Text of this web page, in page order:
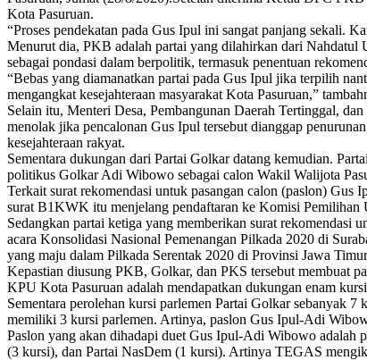
Kota Pasuruan.
“Proses pendekatan pada Gus Ipul ini sangat panjang sekali.
Menurut dia, PKB adalah partai yang dilahirkan dari Nahdatul
sebagai pondasi dalam berpolitik, termasuk penentuan
“Bebas yang diamanatkan partai pada Gus Ipul jika terpilih
mengangkat kesejahteraan masyarakat Kota Pasuruan,”
Selain itu, Menteri Desa, Pembangunan Daerah Tertinggal,
menolak jika pencalonan Gus Ipul tersebut dianggap
kesejahteraan rakyat.
Sementara dukungan dari Partai Golkar datang kemudian.
politikus Golkar Adi Wibowo sebagai calon Wakil Walijota
Terkait surat rekomendasi untuk pasangan calon (paslon)
surat B1KWK itu menjelang pendaftaran ke Komisi Pemilihan
Sedangkan partai ketiga yang memberikan surat
acara Konsolidasi Nasional Pemenangan Pilkada 2020 di
yang maju dalam Pilkada Serentak 2020 di Provinsi Jawa
Kepastian diusung PKB, Golkar, dan PKS tersebut membuat
KPU Kota Pasuruan adalah mendapatkan dukungan enam
Sementara perolehan kursi parlemen Partai Golkar sebanyak
memiliki 3 kursi parlemen. Artinya, paslon Gus Ipul-Adi
Paslon yang akan dihadapi duet Gus Ipul-Adi Wibowo adalah
(3 kursi), dan Partai NasDem (1 kursi). Artinya TEGAS